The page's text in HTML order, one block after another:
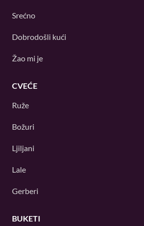
Srećno
Dobrodošli kući
Žao mi je
CVEĆE
Ruže
Božuri
Ljiljani
Lale
Gerberi
BUKETI